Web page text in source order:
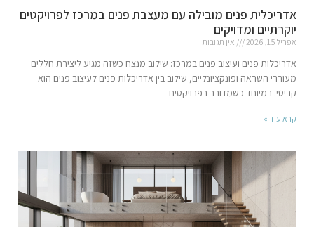
אדריכלית פנים מובילה עם מעצבת פנים במרכז לפרויקטים
יוקרתיים ומדויקים
אפריל 15, 2026 אין תגובות
אדריכלות פנים ועיצוב פנים במרכז: שילוב מנצח כשזה מגיע ליצירת חללים
מעוררי השראה ופונקציונליים, שילוב בין אדריכלות פנים לעיצוב פנים הוא
קריטי. במיוחד כשמדובר בפרויקטים
קרא עוד »